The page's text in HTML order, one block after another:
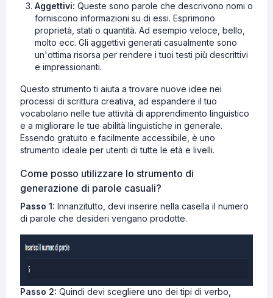
Aggettivi: Queste sono parole che descrivono nomi o
forniscono informazioni su di essi. Esprimono
proprietà, stati o quantità. Ad esempio veloce, bello,
molto ecc. Gli aggettivi generati casualmente sono
un'ottima risorsa per rendere i tuoi testi più descrittivi
e impressionanti.
Questo strumento ti aiuta a trovare nuove idee nei
processi di scrittura creativa, ad espandere il tuo
vocabolario nelle tue attività di apprendimento linguistico
e a migliorare le tue abilità linguistiche in generale.
Essendo gratuito e facilmente accessibile, è uno
strumento ideale per utenti di tutte le età e livelli.
Come posso utilizzare lo strumento di
generazione di parole casuali?
Passo 1: Innanzitutto, devi inserire nella casella il numero
di parole che desideri vengano prodotte.
Passo 2: Quindi devi scegliere uno dei tipi di verbo,